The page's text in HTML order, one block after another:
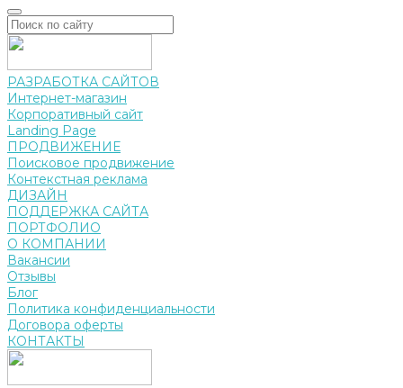
РАЗРАБОТКА САЙТОВ
Интернет-магазин
Корпоративный сайт
Landing Page
ПРОДВИЖЕНИЕ
Поисковое продвижение
Контекстная реклама
ДИЗАЙН
ПОДДЕРЖКА САЙТА
ПОРТФОЛИО
О КОМПАНИИ
Вакансии
Отзывы
Блог
Политика конфиденциальности
Договора оферты
КОНТАКТЫ